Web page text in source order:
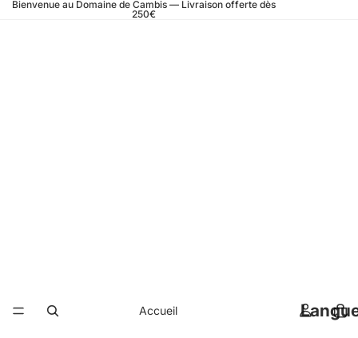
Bienvenue au Domaine de Cambis — Livraison offerte dès
250€
Accueil